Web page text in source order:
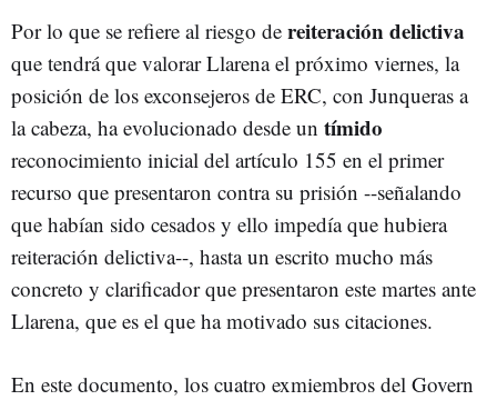
Por lo que se refiere al riesgo de reiteración delictiva
que tendrá que valorar Llarena el próximo viernes, la
posición de los exconsejeros de ERC, con Junqueras a
la cabeza, ha evolucionado desde un tímido
reconocimiento inicial del artículo 155 en el primer
recurso que presentaron contra su prisión --señalando
que habían sido cesados y ello impedía que hubiera
reiteración delictiva--, hasta un escrito mucho más
concreto y clarificador que presentaron este martes ante
Llarena, que es el que ha motivado sus citaciones.
En este documento, los cuatro exmiembros del Govern